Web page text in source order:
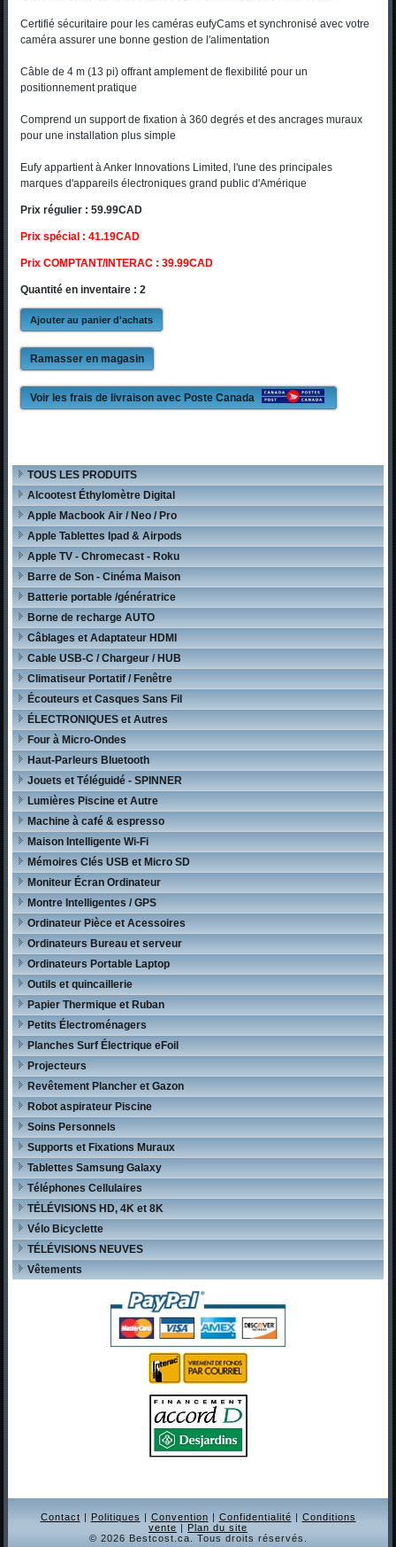
Certifié sécuritaire pour les caméras eufyCams et synchronisé avec votre
caméra assurer une bonne gestion de l'alimentation
Câble de 4 m (13 pi) offrant amplement de flexibilité pour un
positionnement pratique
Comprend un support de fixation à 360 degrés et des ancrages muraux
pour une installation plus simple
Eufy appartient à Anker Innovations Limited, l'une des principales
marques d'appareils électroniques grand public d'Amérique
Prix régulier : 59.99CAD
Prix spécial : 41.19CAD
Prix COMPTANT/INTERAC : 39.99CAD
Quantité en inventaire : 2
Ramasser en magasin
Voir les frais de livraison avec Poste Canada
TOUS LES PRODUITS
Alcootest Éthylomètre Digital
Apple Macbook Air / Neo / Pro
Apple Tablettes Ipad & Airpods
Apple TV - Chromecast - Roku
Barre de Son - Cinéma Maison
Batterie portable /génératrice
Borne de recharge AUTO
Câblages et Adaptateur HDMI
Cable USB-C / Chargeur / HUB
Climatiseur Portatif / Fenêtre
Écouteurs et Casques Sans Fil
ÉLECTRONIQUES et Autres
Four à Micro-Ondes
Haut-Parleurs Bluetooth
Jouets et Téléguidé - SPINNER
Lumières Piscine et Autre
Machine à café & espresso
Maison Intelligente Wi-Fi
Mémoires Clés USB et Micro SD
Moniteur Écran Ordinateur
Montre Intelligentes / GPS
Ordinateur Pièce et Acessoires
Ordinateurs Bureau et serveur
Ordinateurs Portable Laptop
Outils et quincaillerie
Papier Thermique et Ruban
Petits Électroménagers
Planches Surf Électrique eFoil
Projecteurs
Revêtement Plancher et Gazon
Robot aspirateur Piscine
Soins Personnels
Supports et Fixations Muraux
Tablettes Samsung Galaxy
Téléphones Cellulaires
TÉLÉVISIONS HD, 4K et 8K
Vélo Bicyclette
TÉLÉVISIONS NEUVES
Vêtements
Contact | Politiques | Convention | Confidentialité | Conditions
vente | Plan du site
© 2026 Bestcost.ca. Tous droits réservés.